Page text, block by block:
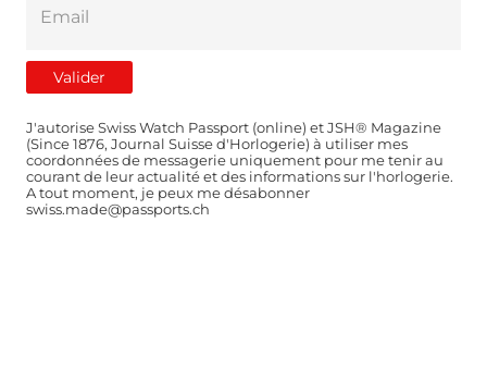
J'autorise Swiss Watch Passport (online) et JSH® Magazine
(Since 1876, Journal Suisse d'Horlogerie) à utiliser mes
coordonnées de messagerie uniquement pour me tenir au
courant de leur actualité et des informations sur l'horlogerie.
A tout moment, je peux me désabonner
swiss.made@passports.ch